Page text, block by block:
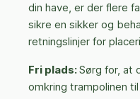
din have, er der flere
sikre en sikker og
retningslinjer for
Fri plads:Sørg for, at
omkring trampolinen